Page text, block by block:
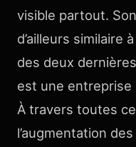
visible partout.
d’ailleurs similaire
des deux
est une entreprise
À travers toutes
l’augmentation